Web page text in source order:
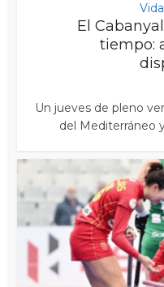
El
tiempo:
Un jueves de pleno
del Mediterráneo